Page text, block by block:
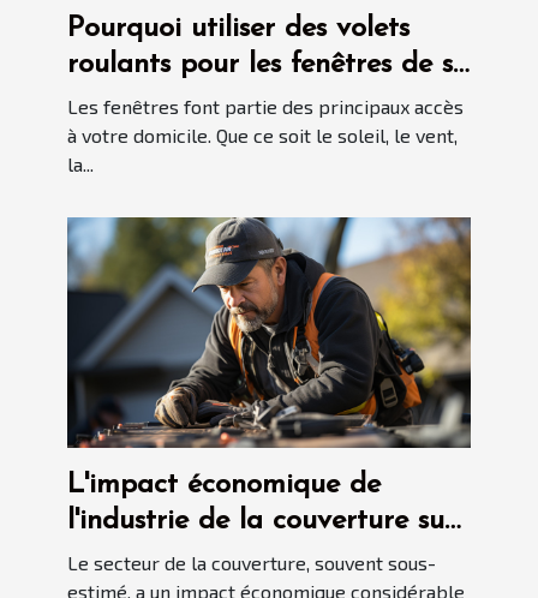
Pourquoi utiliser des volets
roulants pour les fenêtres de sa
maison ?
Les fenêtres font partie des principaux accès
à votre domicile. Que ce soit le soleil, le vent,
la...
L'impact économique de
l'industrie de la couverture sur
l'économie locale
Le secteur de la couverture, souvent sous-
estimé, a un impact économique considérable